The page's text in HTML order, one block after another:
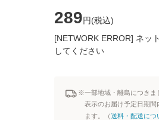
289円(税込)
[NETWORK ERROR] ネッ
してください
※一部地域・離島につきま
表示のお届け予定日期間
ます。（送料・配送につ